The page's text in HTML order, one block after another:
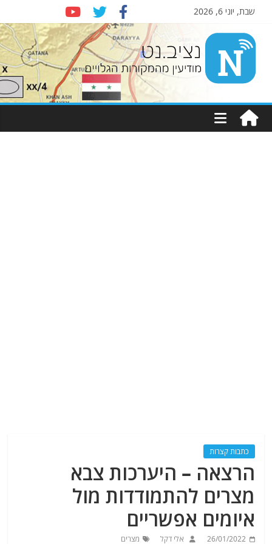
שבת, יוני 6, 2026
Nziv.net
מודיעין
מהמקורות
כתבות קצרות
הרצאה – היערכות צבא
מצרים להתמודדות מול
איומים אפשריים
26/01/2022 אלי דקל מצרים